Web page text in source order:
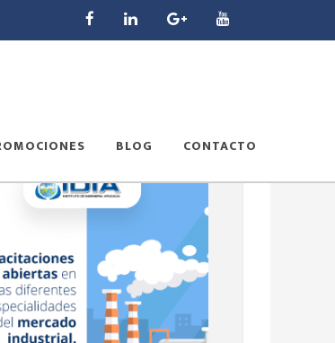
BLOG CONTACTO